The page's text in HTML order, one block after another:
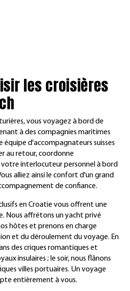
les croisières
vous voyagez à bord de
à des compagnies maritimes
d'accompagnateurs suisses
au retour, coordonne
interlocuteur personnel à bord
alliez ainsi le confort d'un grand
de confiance.
en Croatie vous offrent une
Nous affrétons un yacht privé
hôtes et prenons en charge
et du déroulement du voyage. En
des criques romantiques et
insulaires ; le soir, nous flânons
villes portuaires. Un voyage
entièrement à vous.